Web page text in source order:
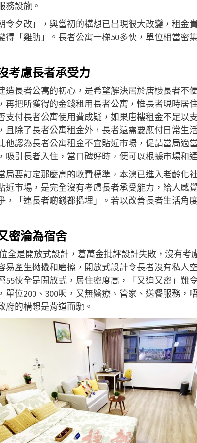
務設施。
令夕改」，與當初的構想已出現很大改變，租金
得「雞肋」。長者公寓一梯50多伙，單位相當密
考慮長者承受力
造長者公寓的初心，是希望解決居於唐樓長者不
再把所獲得的金錢租用長者公寓，惟長者現時居
支付長者公寓使用費成疑，如果唐樓租金不足以
且除了長者公寓租金外，長者還需要應付日常生
他認為長者公寓租金不宜貼近市場，促請當局適
吸引長者入住，當口碑好時，便可以根據市場和
局要訂定那麼高的收費標準，本澳已進入老齡化
近市場，是完全沒有考慮長者承受能力，給人感
，「連長者啲錢都搵埋」。若以改善長者生活角
密淪為宿舍
全是開放式設計，葛萬金批評設計失敗，沒有考
易產生拗撬和磨擦，開放式設計令長者沒有私人
55伙全是開放式，居住密度高，「又迫又密」難
單位200、300呎，又無醫療、管家、送餐服務，
府的構想是背道而馳。